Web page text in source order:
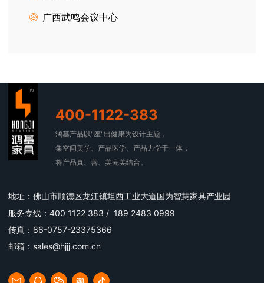
广西武鸣会议中心
400-1122-383
鸿基产品以"座"出健康为设计主题，
集空间美学、产品医学、产品力学于一体，
将产品真、善、美完美结合。
地址：佛山市顺德区龙江镇坦西工业大道国为智慧家具产业园
服务专线：400 1122 383 / 189 2483 0999
传真：86-0757-23375366
邮箱：sales@hjjj.com.cn